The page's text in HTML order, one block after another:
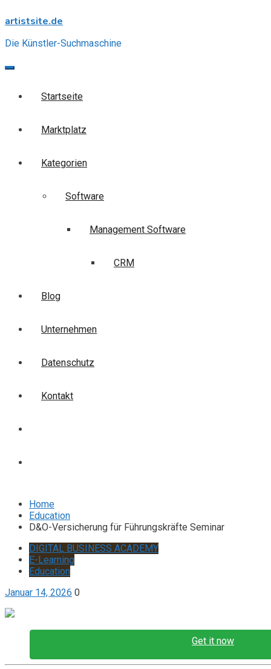
to
artistsite.de
Die Künstler-Suchmaschine
Startseite
Marktplatz
Kategorien
Software
Management Software
CRM
Blog
Unternehmen
Datenschutz
Kontakt
Home
Education
D&O-Versicherung für Führungskräfte Seminar
DIGITAL BUSINESS ACADEMY
E-Learning
Education
Januar 14, 2026 0
Get it now